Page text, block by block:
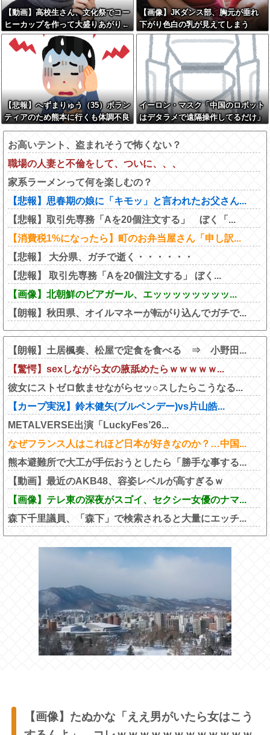
【動画】高校生さん、文化祭でコー
ヒーカップを作って大盛りあがり←
なんかどっかで見たことあると話題
に
【画像】JKダンス部、胸元が垂れ
下がり色白の乳が見えてしまう
【悲報】へずまりゅう（35）ボラン
ティアのため熊本に行くも体調不良
で病院に行く
イーロン・マスク「中国のロボット
はデタラメで遠隔操作してるだけ」
お高いテント、盗まれそうで怖くない？
職場の人妻と不倫をして、ついに、、、
家系ラーメンって何を楽しむの？
【悲報】思春期の娘に「キモッ」と言われたお父さん...
【悲報】取引先専務「Aを20個注文する」 ぼく「...
【消費税1%になったら】町のお弁当屋さん「申し訳...
【悲報】 大分県、ガチで逝く・・・・・・
【悲報】 取引先専務「Aを20個注文する」 ぼく...
【画像】北朝鮮のビアガール、エッッッッッッッッ...
【朗報】秋田県、オイルマネーが転がり込んでガチで...
【朗報】土居楓奏、松屋で定食を食べる ⇒ 小野田...
【驚愕】sexしながら女の腋舐めたらｗｗｗｗｗ...
彼女にストゼロ飲ませながらセッ○スしたらこうなる...
【カープ実況】鈴木健矢(ブルペンデー)vs片山皓...
METALVERSE出演「LuckyFes’26...
なぜフランス人はこれほど日本が好きなのか？…中国...
熊本避難所で大工が手伝おうとしたら「勝手な事する...
【動画】最近のAKB48、容姿レベルが高すぎるｗ
【画像】テレ東の深夜がスゴイ、セクシー女優のナマ...
森下千里議員、「森下」で検索されると大量にエッチ...
【画像】たぬかな「ええ男がいたら女はこう